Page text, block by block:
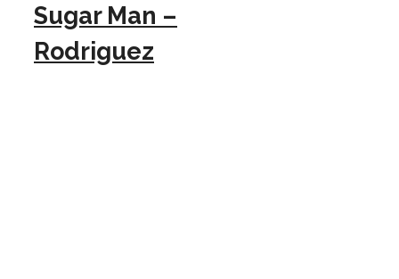
Sugar Man –
Rodriguez